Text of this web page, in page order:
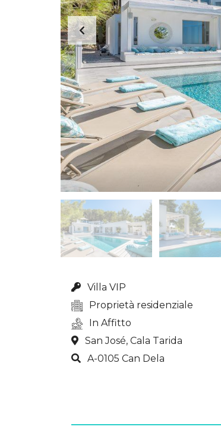
Villa VIP
Proprietà residenziale
In Affitto
San José, Cala Tarida
A-0105 Can Dela